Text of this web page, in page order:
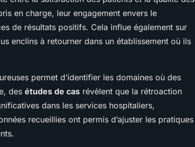
en charge, leur engagement envers le
de résultats positifs. Cela influe également sur
enclins à retourner dans un établissement où ils
permet d’identifier les domaines où des
des études de cas révèlent que la rétroaction
dans les services hospitaliers,
recueillies ont permis d’ajuster les pratiques